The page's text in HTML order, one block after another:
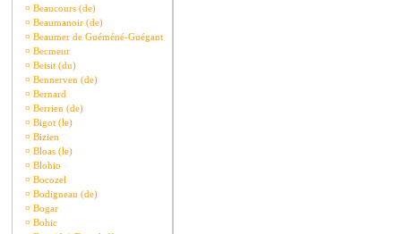
¤ Beaucours (de)
¤ Beaumanoir (de)
¤ Beaumer de Guéméné-Guégant
¤ Becmeur
¤ Beisit (du)
¤ Bennerven (de)
¤ Bernard
¤ Berrien (de)
¤ Bigot (le)
¤ Bizien
¤ Bloas (le)
¤ Blohio
¤ Bocozel
¤ Bodigneau (de)
¤ Bogar
¤ Bohic